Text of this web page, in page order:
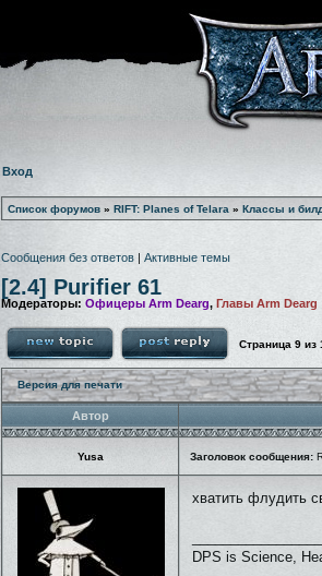
Вход
Список форумов » RIFT: Planes of Telara » Классы и
Сообщения без ответов | Активные темы
[2.4] Purifier 61
Модераторы: Офицеры Arm Dearg, Главы Arm Dearg
Страница 9 из
Версия для печати
Автор
Yusa Заголовок сообщения:
хватить флудить
DPS is Science,